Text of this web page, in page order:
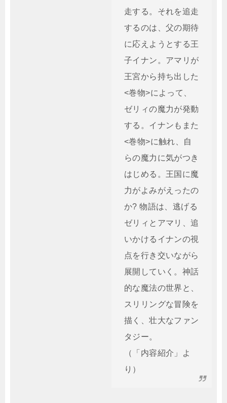
走する。それを追走
するのは、父の期待
に応えようとする王
子イナン。アマリが
王宮から持ち出した
<巻物>によって、
ゼリィの魔力が発動
する。イナンもまた
<巻物>に触れ、自
らの魔力に気がつき
はじめる。王国に魔
力がよみがえったの
か? 物語は、逃げる
ゼリィとアマリ、追
いかけるイナンの視
点を行き交いながら
展開していく。神話
的な魔法の世界と、
スリリングな冒険を
描く、壮大なファン
タジー。
（「内容紹介」よ
り）